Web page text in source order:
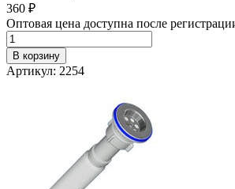
360 ₽
Оптовая цена доступна после
В корзину
Артикул: 2254